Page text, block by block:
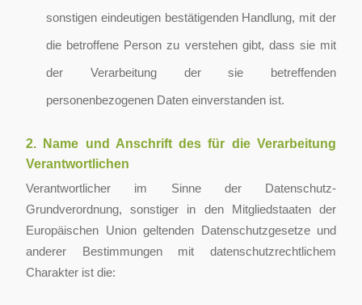
sonstigen eindeutigen bestätigenden Handlung, mit der
die betroffene Person zu verstehen gibt, dass sie mit
der Verarbeitung der sie betreffenden
personenbezogenen Daten einverstanden ist.
2. Name und Anschrift des für die Verarbeitung
Verantwortlichen
Verantwortlicher im Sinne der Datenschutz-
Grundverordnung, sonstiger in den Mitgliedstaaten der
Europäischen Union geltenden Datenschutzgesetze und
anderer Bestimmungen mit datenschutzrechtlichem
Charakter ist die: